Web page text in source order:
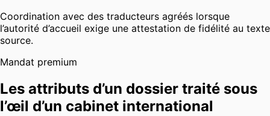
Coordination avec des traducteurs agréés lorsque
l’autorité d’accueil exige une attestation de fidélité au texte
source.
Mandat premium
Les attributs d’un dossier traité sous
l’œil d’un cabinet international